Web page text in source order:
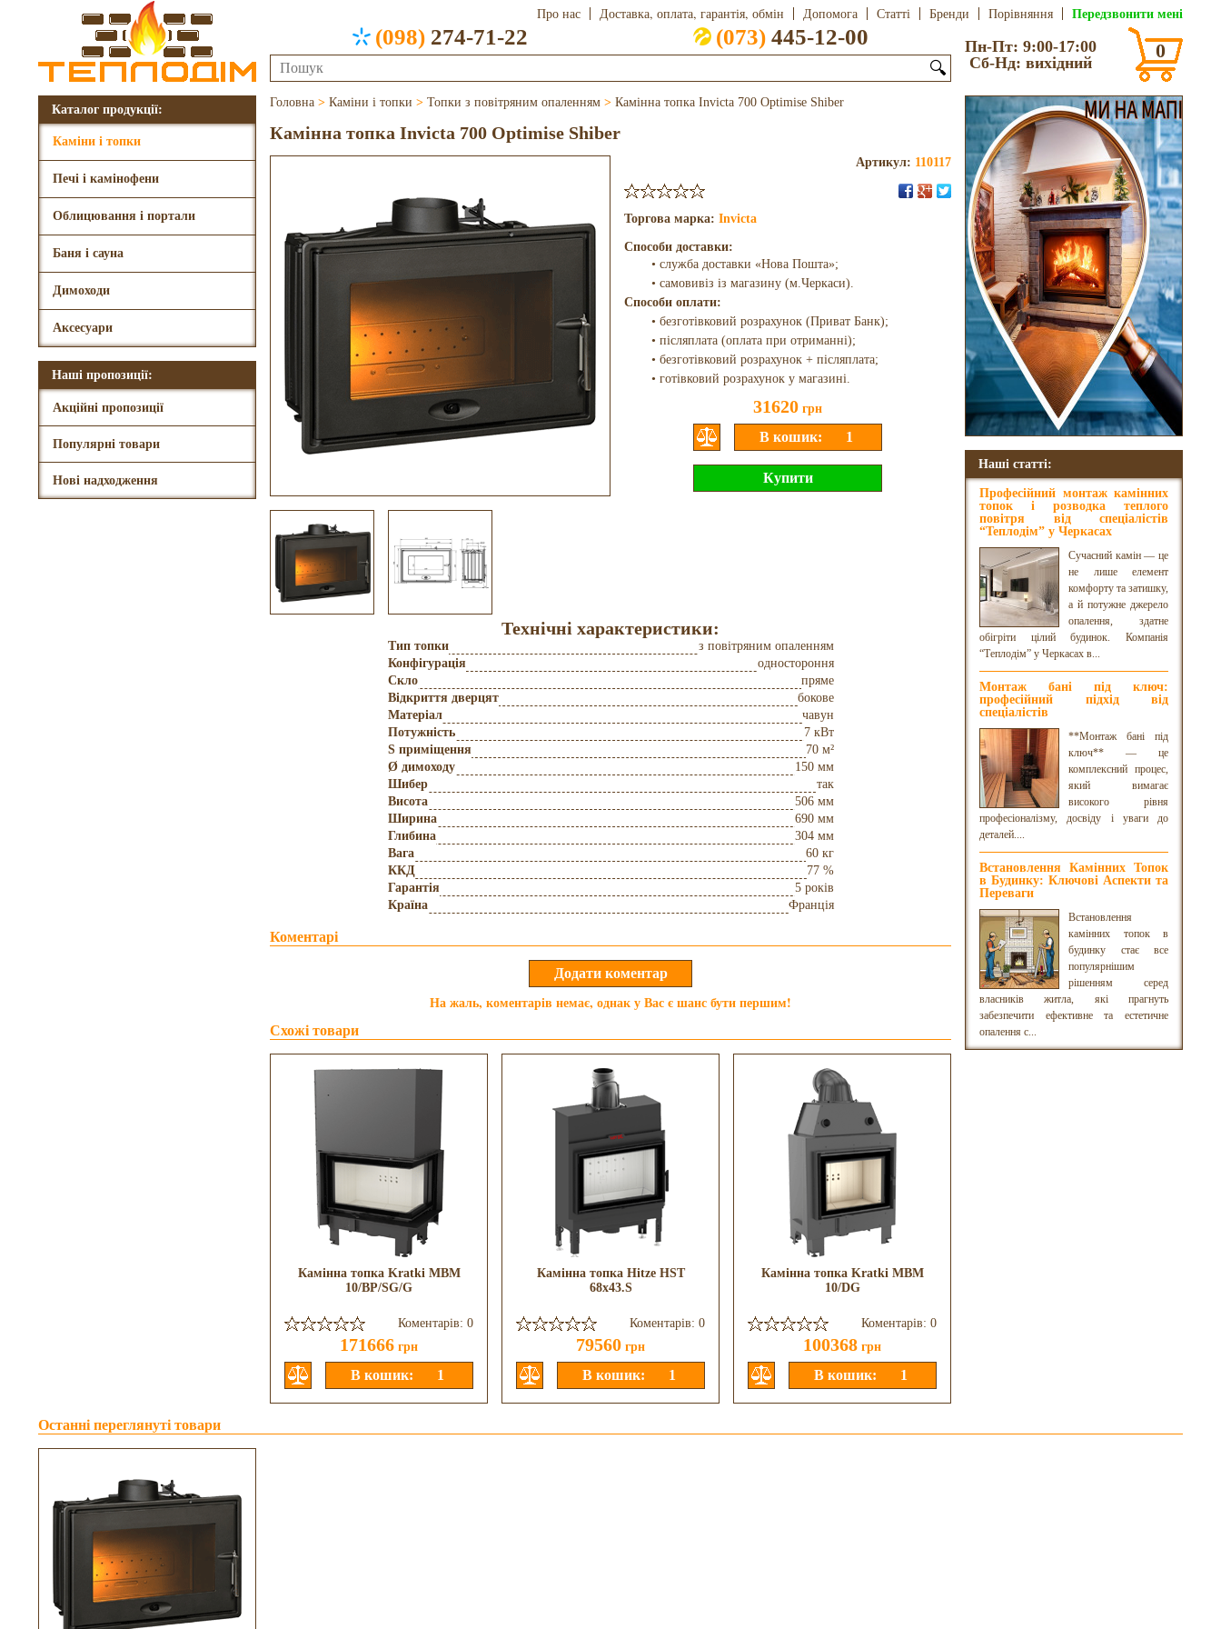
Про нас Доставка, оплата, гарантія, обмін Допомога Статті Бренди Порівняння Передзвонити мені
(098) 274-71-22 (073) 445-12-00
🔍
Пн-Пт: 9:00-17:00
Сб-Нд: вихідний
0
Каталог продукції:
Каміни і топки
Печі і камінофени
Облицювання і портали
Баня і сауна
Димоходи
Аксесуари
Наші пропозиції:
Акційні пропозиції
Популярні товари
Нові надходження
Наші статті:
Професійний монтаж камінних
топок і розводка теплого
повітря від спеціалістів
“Теплодім” у Черкасах
Сучасний камін — це
не лише елемент
комфорту та затишку,
а й потужне джерело
опалення, здатне
обігріти цілий будинок. Компанія
“Теплодім” у Черкасах в...
Монтаж бані під ключ:
професійний підхід від
спеціалістів
**Монтаж бані під
ключ** — це
комплексний процес,
який вимагає
високого рівня
професіоналізму, досвіду і уваги до
деталей....
Встановлення Камінних Топок
в Будинку: Ключові Аспекти та
Переваги
Встановлення
камінних топок в
будинку стає все
популярнішим
рішенням серед
власників житла, які прагнуть
забезпечити ефективне та естетичне
опалення с...
Головна > Каміни і топки > Топки з повітряним опаленням > Камінна топка Invicta 700 Optimise Shiber
Камінна топка Invicta 700 Optimise Shiber
Артикул: 110117
Торгова марка: Invicta
Способи доставки:
• служба доставки «Нова Пошта»;
• самовивіз із магазину (м.Черкаси).
Способи оплати:
• безготівковий розрахунок (Приват Банк);
• післяплата (оплата при отриманні);
• безготівковий розрахунок + післяплата;
• готівковий розрахунок у магазині.
31620 грн
Технічні характеристики:
Тип топки
з повітряним опаленням
Конфігурація
одностороння
Скло
пряме
Відкриття дверцят
бокове
Матеріал
чавун
Потужність
7 кВт
S приміщення
70 м²
Ø димоходу
150 мм
Шибер
так
Висота
506 мм
Ширина
690 мм
Глибина
304 мм
Вага
60 кг
ККД
77 %
Гарантія
5 років
Країна
Франція
Коментарі
На жаль, коментарів немає, однак у Вас є шанс бути першим!
Схожі товари
Камінна топка Kratki MBM
10/BP/SG/G
Коментарів: 0
171666 грн
Камінна топка Hitze HST
68x43.S
Коментарів: 0
79560 грн
Камінна топка Kratki MBM
10/DG
Коментарів: 0
100368 грн
Останні переглянуті товари